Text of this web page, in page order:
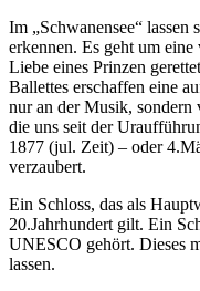
Im „Schwanensee“
erkennen. Es geht um
Liebe eines Prinzen
Ballettes erschaffen eine
nur an der Musik, sondern
die uns seit der
1877 (jul. Zeit) – oder
verzaubert.
Ein Schloss, das als
20.Jahrhundert gilt. Ein
UNESCO gehört. Dieses
lassen.